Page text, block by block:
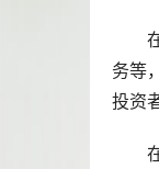
务等
投资